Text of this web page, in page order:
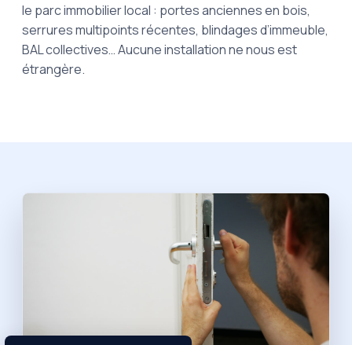
le parc immobilier local : portes anciennes en bois,
serrures multipoints récentes, blindages d’immeuble,
BAL collectives… Aucune installation ne nous est
étrangère.